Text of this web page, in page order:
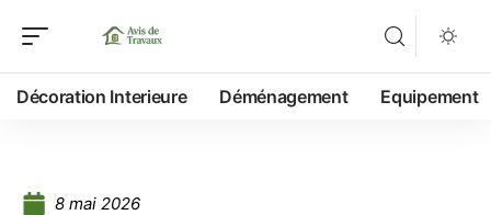
Décoration Interieure Déménagement Equipement
8 mai 2026